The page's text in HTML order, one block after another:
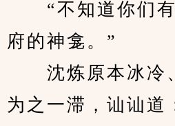
“不知道你们有
府的神龛。”
沈炼原本冰冷
为之一滞，讪讪道